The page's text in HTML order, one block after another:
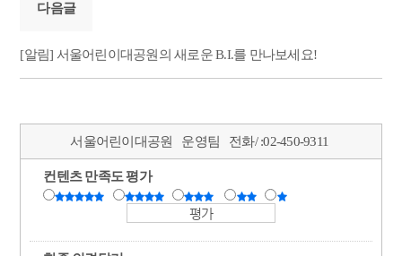
다음글
[알림] 서울어린이대공원의 새로운 B.I.를 만나보세요!
서울어린이대공원 운영팀 전화/ :02-450-9311
컨텐츠 만족도 평가